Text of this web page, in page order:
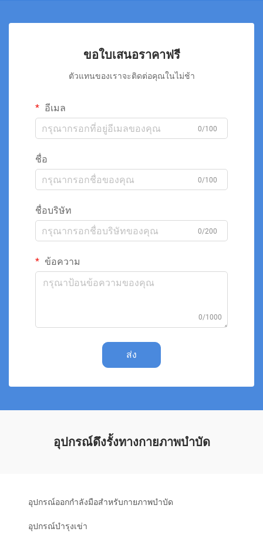
ขอใบเสนอราคาฟรี
ตัวแทนของเราจะติดต่อคุณในไม่ช้า
อีเมล
0/100
ชื่อ
0/100
ชื่อบริษัท
0/200
ข้อความ
0/1000
ส่ง
อุปกรณ์ดึงรั้งทางกายภาพบำบัด
อุปกรณ์ออกกำลังมือสำหรับกายภาพบำบัด
อุปกรณ์บํารุงเข่า